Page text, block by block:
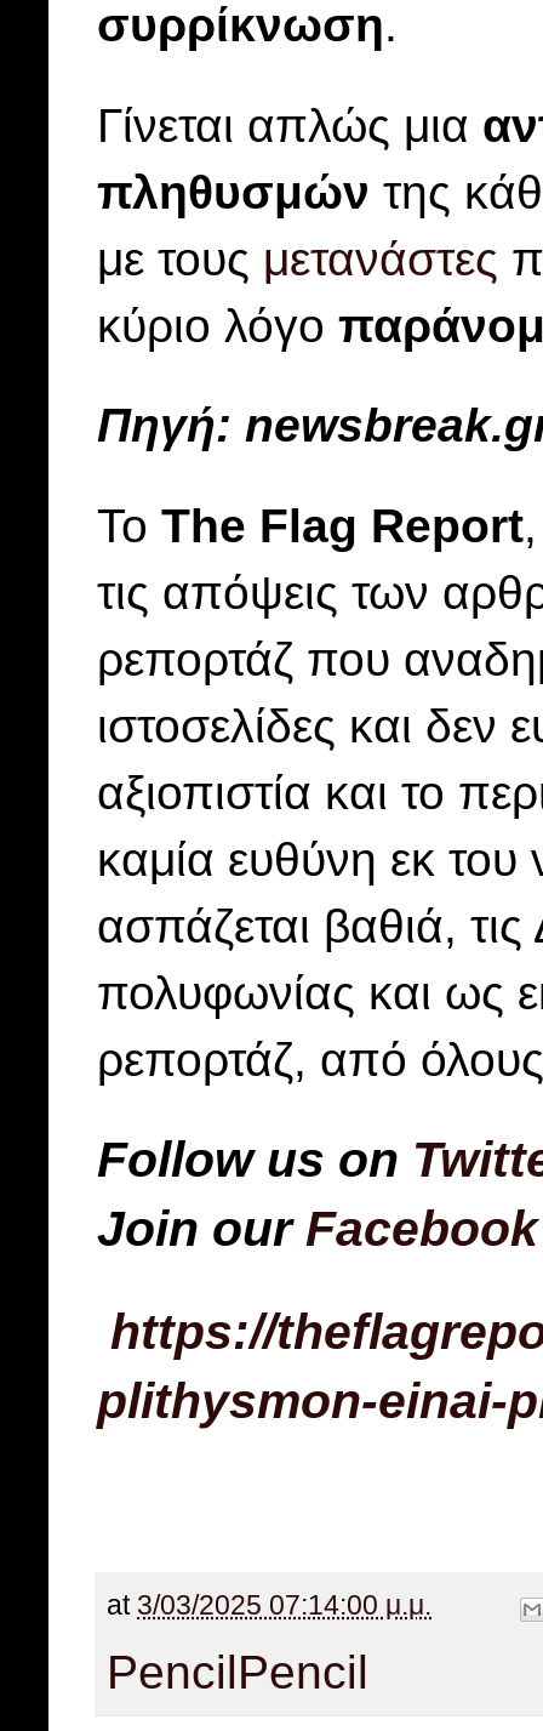
συρρίκνωση.
Γίνεται απλώς μια
πληθυσμών της
με τους μετανάστες
κύριο λόγο
Πηγή:
Το The Flag Report
τις απόψεις των
ρεπορτάζ που
ιστοσελίδες και δεν
αξιοπιστία και το
καμία ευθύνη εκ
ασπάζεται βαθιά,
πολυφωνίας και ως
ρεπορτάζ, από
Follow us on
Join our
https://
plithysmon-einai-
at 3/03/2025 07:14:00 μ.μ.
PencilPencil